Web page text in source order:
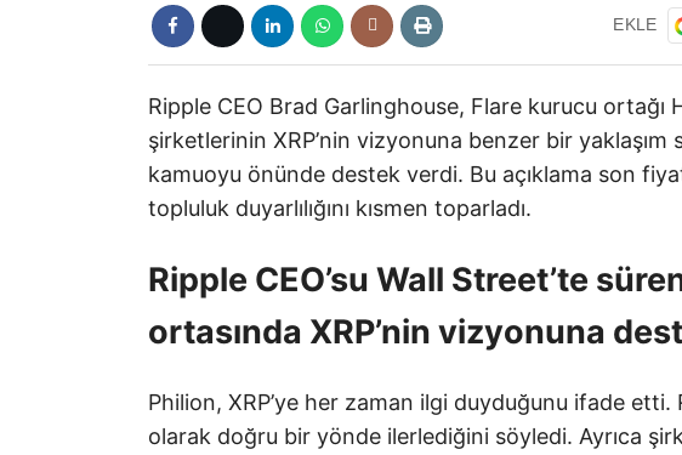
EKLE
Ripple CEO Brad Garlinghouse, Flare kurucu ortağı
şirketlerinin XRP’nin vizyonuna benzer bir
kamuoyu önünde destek verdi. Bu açıklama son
topluluk duyarlılığını kısmen toparladı.
Ripple CEO’su Wall Street’te
ortasında XRP’nin vizyonuna
Philion, XRP’ye her zaman ilgi duyduğunu ifade etti.
olarak doğru bir yönde ilerlediğini söyledi. Ayrıca